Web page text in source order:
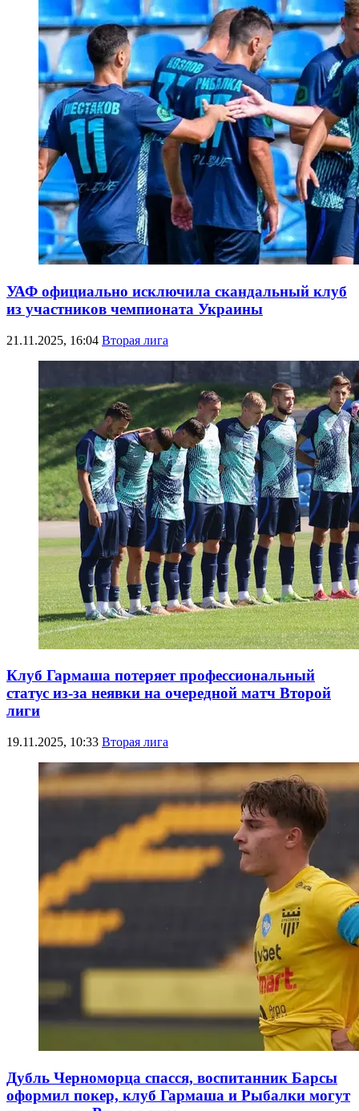
УАФ официально исключила скандальный клуб
из участников чемпионата Украины
21.11.2025, 16:04 Вторая лига
Клуб Гармаша потеряет профессиональный
статус из-за неявки на очередной матч Второй
лиги
19.11.2025, 10:33 Вторая лига
Дубль Черноморца спасся, воспитанник Барсы
оформил покер, клуб Гармаша и Рыбалки могут